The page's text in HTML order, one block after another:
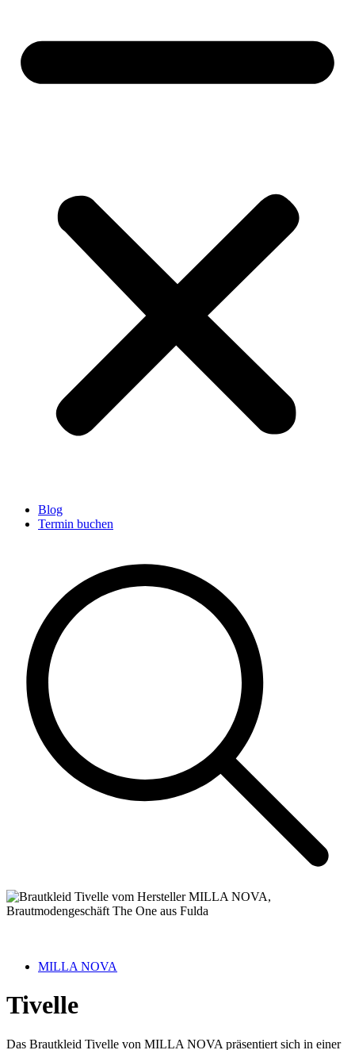
Blog
Termin buchen
MILLA NOVA
Tivelle
Das Brautkleid Tivelle von MILLA NOVA präsentiert sich in einer